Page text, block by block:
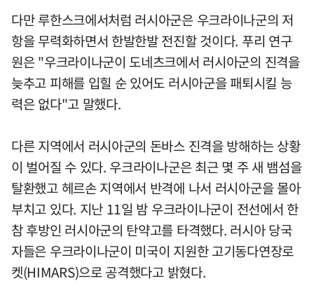
다만 루한스크에서처럼 러시아군은 우크라이나군의 저
항을 무력화하면서 한발한발 전진할 것이다. 푸리 연구
원은 "우크라이나군이 도네츠크에서 러시아군의 진격을
늦추고 피해를 입힐 순 있어도 러시아군을 패퇴시킬 능
력은 없다"고 말했다.
다른 지역에서 러시아군의 돈바스 진격을 방해하는 상황
이 벌어질 수 있다. 우크라이나군은 최근 몇 주 새 뱀섬을
탈환했고 헤르손 지역에서 반격에 나서 러시아군을 몰아
부치고 있다. 지난 11일 밤 우크라이나군이 전선에서 한
참 후방인 러시아군의 탄약고를 타격했다. 러시아 당국
자들은 우크라이나군이 미국이 지원한 고기동다연장로
켓(HIMARS)으로 공격했다고 밝혔다.